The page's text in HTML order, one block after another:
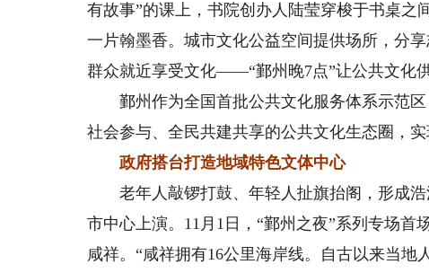
有故事”的课上，书院创办人陆莹穿梭于书桌之
一片翰墨香。城市文化公益空间提供场所，分
群众就近享受文化——“鄞州晚7点”让公共文化
鄞州作为全国首批公共文化服务体系示范区
社会参与、全民共建共享的公共文化生态圈，实
政府搭台打造地域特色文体中心
老年人敲锣打鼓、年轻人扯旗抬阁，形成浩
市中心上演。11月1日，“鄞州之夜”系列专场
咸祥。“咸祥拥有16公里海岸线。自古以来当